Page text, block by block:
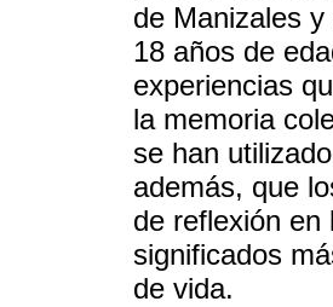
de Manizales
18 años de
experiencias
la memoria
se han
además, que
de reflexión en
significados
de vida.